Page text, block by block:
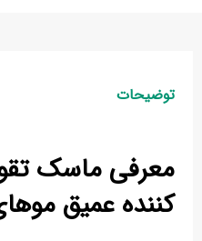
توضیحات
معرفی ماسک
کننده عمیق